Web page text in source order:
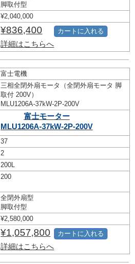
脚取付型
¥2,040,000
¥836,400
詳細はこちらへ
カートに入れる
富士電機
三相全閉外扇モータ（全閉外扇モータ 脚
取付 200V）
MLU1206A-37kW-2P-200V
富士モーター
MLU1206A-37kW-2P-200V
37
2
200L
200
全閉外扇型
脚取付型
¥2,580,000
¥1,057,800
詳細はこちらへ
カートに入れる